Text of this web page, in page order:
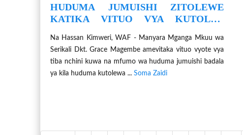
HUDUMA JUMUISHI ZITOLEWE
KATIKA VITUO VYA KUTOLEA
Na Hassan Kimweri, WAF - Manyara Mganga Mkuu wa
Serikali Dkt. Grace Magembe amevitaka vituo vyote vya
tiba nchini kuwa na mfumo wa huduma jumuishi badala
ya kila huduma kutolewa ... Soma Zaidi